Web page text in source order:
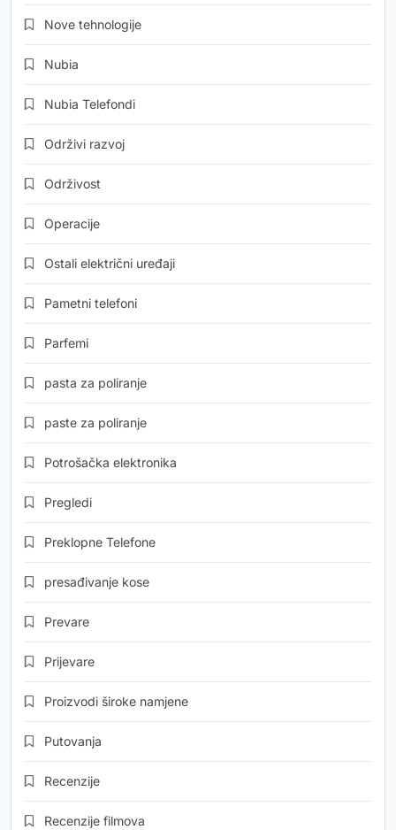
Nove tehnologije
Nubia
Nubia Telefondi
Održivi razvoj
Održivost
Operacije
Ostali električni uređaji
Pametni telefoni
Parfemi
pasta za poliranje
paste za poliranje
Potrošačka elektronika
Pregledi
Preklopne Telefone
presađivanje kose
Prevare
Prijevare
Proizvodi široke namjene
Putovanja
Recenzije
Recenzije filmova